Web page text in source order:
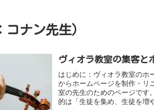
ナン先生）
ヴィオラ教室の集客と
はじめに：ヴィオラ教室のホ
からホームページを制作・リ
室の先生のためのページです
的は「生徒を集め、生徒を増